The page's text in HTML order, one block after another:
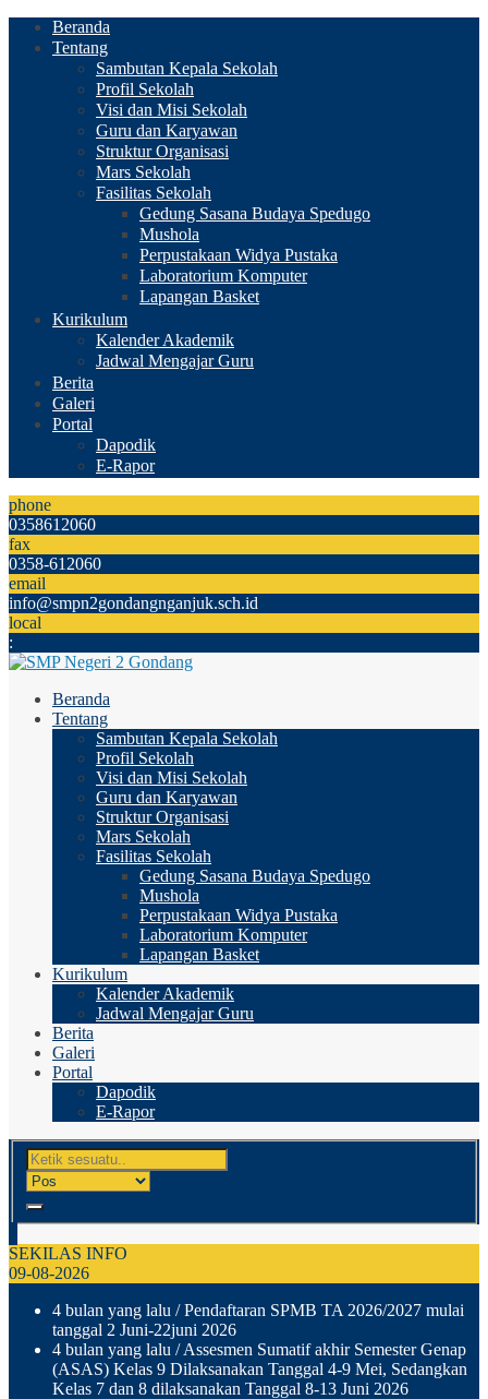
Beranda
Tentang
Sambutan Kepala Sekolah
Profil Sekolah
Visi dan Misi Sekolah
Guru dan Karyawan
Struktur Organisasi
Mars Sekolah
Fasilitas Sekolah
Gedung Sasana Budaya Spedugo
Mushola
Perpustakaan Widya Pustaka
Laboratorium Komputer
Lapangan Basket
Kurikulum
Kalender Akademik
Jadwal Mengajar Guru
Berita
Galeri
Portal
Dapodik
E-Rapor
phone
0358612060
fax
0358-612060
email
info@smpn2gondangnganjuk.sch.id
local
:
Beranda
Tentang
Sambutan Kepala Sekolah
Profil Sekolah
Visi dan Misi Sekolah
Guru dan Karyawan
Struktur Organisasi
Mars Sekolah
Fasilitas Sekolah
Gedung Sasana Budaya Spedugo
Mushola
Perpustakaan Widya Pustaka
Laboratorium Komputer
Lapangan Basket
Kurikulum
Kalender Akademik
Jadwal Mengajar Guru
Berita
Galeri
Portal
Dapodik
E-Rapor
SEKILAS INFO
09-08-2026
4 bulan yang lalu / Pendaftaran SPMB TA 2026/2027 mulai
tanggal 2 Juni-22juni 2026
4 bulan yang lalu / Assesmen Sumatif akhir Semester Genap
(ASAS) Kelas 9 Dilaksanakan Tanggal 4-9 Mei, Sedangkan
Kelas 7 dan 8 dilaksanakan Tanggal 8-13 Juni 2026